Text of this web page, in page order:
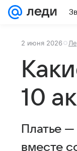
2 июня 2026
10
Платье
вместе